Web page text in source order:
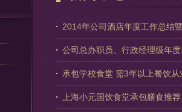
2014年公司酒店年度工作总结
公司总办职员、行政经理级年
承包学校食堂 需3年以上餐饮从
上海小元国饮食堂承包膳食推